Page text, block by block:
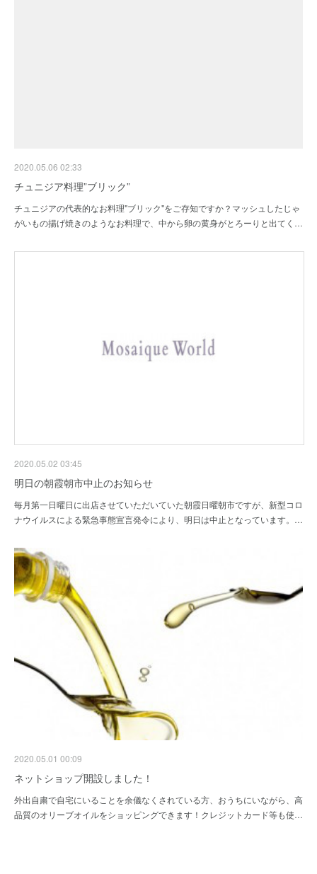
2020.05.06 02:33
チュニジア料理”ブリック”
チュニジアの代表的なお料理"ブリック"をご存知ですか？マッシュしたじゃ
がいもの揚げ焼きのようなお料理で、中から卵の黄身がとろーりと出てく…
2020.05.02 03:45
明日の朝霞朝市中止のお知らせ
毎月第一日曜日に出店させていただいていた朝霞日曜朝市ですが、新型コロ
ナウイルスによる緊急事態宣言発令により、明日は中止となっています。…
2020.05.01 00:09
ネットショップ開設しました！
外出自粛で自宅にいることを余儀なくされている方、おうちにいながら、高
品質のオリーブオイルをショッピングできます！クレジットカード等も使…